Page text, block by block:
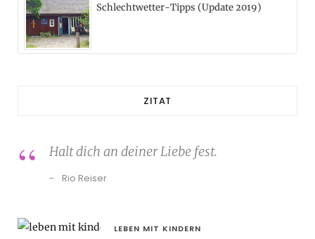
Schlechtwetter-Tipps (Update 2019)
ZITAT
Halt dich an deiner Liebe fest.
Rio Reiser
LEBEN MIT KINDERN